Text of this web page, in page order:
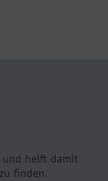
und helft damit
finden.